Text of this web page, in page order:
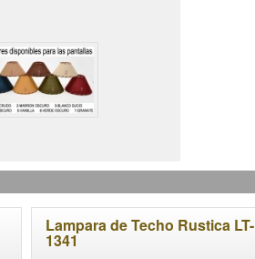
Lampara de Techo Rustica LT-
1341